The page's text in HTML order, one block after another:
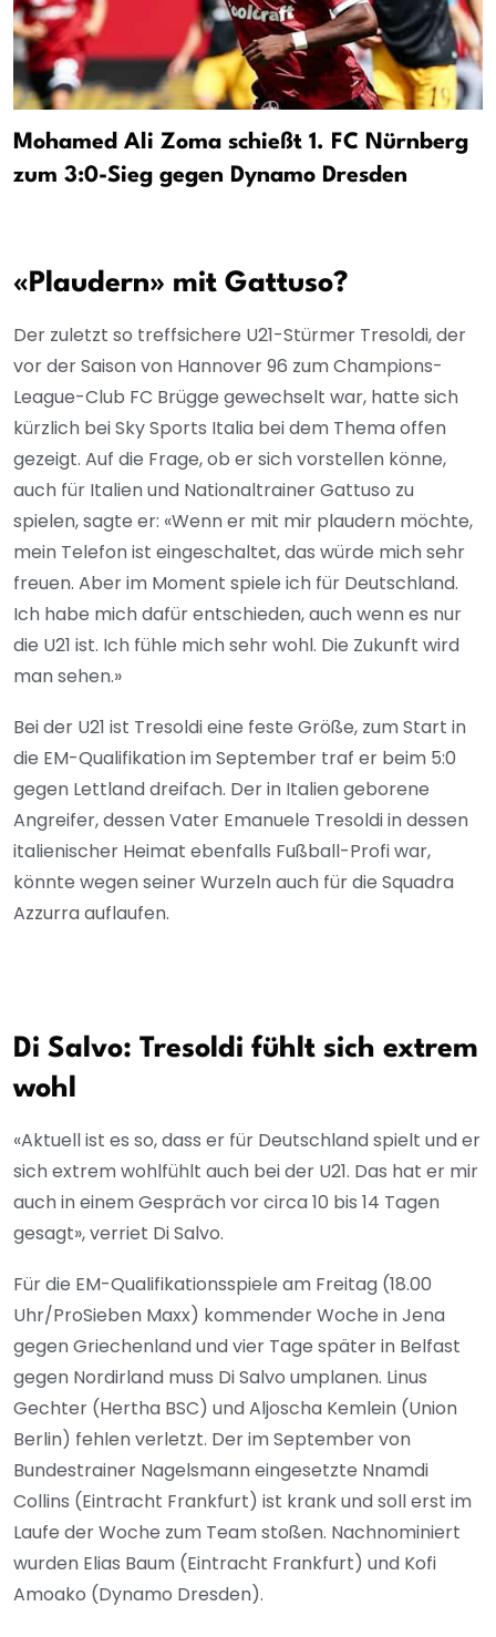
Mohamed Ali Zoma schießt 1. FC Nürnberg
zum 3:0-Sieg gegen Dynamo Dresden
«Plaudern» mit Gattuso?
Der zuletzt so treffsichere U21-Stürmer Tresoldi, der
vor der Saison von Hannover 96 zum Champions-
League-Club FC Brügge gewechselt war, hatte sich
kürzlich bei Sky Sports Italia bei dem Thema offen
gezeigt. Auf die Frage, ob er sich vorstellen könne,
auch für Italien und Nationaltrainer Gattuso zu
spielen, sagte er: «Wenn er mit mir plaudern möchte,
mein Telefon ist eingeschaltet, das würde mich sehr
freuen. Aber im Moment spiele ich für Deutschland.
Ich habe mich dafür entschieden, auch wenn es nur
die U21 ist. Ich fühle mich sehr wohl. Die Zukunft wird
man sehen.»
Bei der U21 ist Tresoldi eine feste Größe, zum Start in
die EM-Qualifikation im September traf er beim 5:0
gegen Lettland dreifach. Der in Italien geborene
Angreifer, dessen Vater Emanuele Tresoldi in dessen
italienischer Heimat ebenfalls Fußball-Profi war,
könnte wegen seiner Wurzeln auch für die Squadra
Azzurra auflaufen.
Di Salvo: Tresoldi fühlt sich extrem
wohl
«Aktuell ist es so, dass er für Deutschland spielt und er
sich extrem wohlfühlt auch bei der U21. Das hat er mir
auch in einem Gespräch vor circa 10 bis 14 Tagen
gesagt», verriet Di Salvo.
Für die EM-Qualifikationsspiele am Freitag (18.00
Uhr/ProSieben Maxx) kommender Woche in Jena
gegen Griechenland und vier Tage später in Belfast
gegen Nordirland muss Di Salvo umplanen. Linus
Gechter (Hertha BSC) und Aljoscha Kemlein (Union
Berlin) fehlen verletzt. Der im September von
Bundestrainer Nagelsmann eingesetzte Nnamdi
Collins (Eintracht Frankfurt) ist krank und soll erst im
Laufe der Woche zum Team stoßen. Nachnominiert
wurden Elias Baum (Eintracht Frankfurt) und Kofi
Amoako (Dynamo Dresden).